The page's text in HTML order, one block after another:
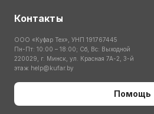
Контакты
ООО «Куфар Тех», УНП 191767445
Пн-Пт: 10:00 – 18:00; Сб, Вс: Выходной
220029, г. Минск, ул. Красная 7А-2, 3-й
этаж help@kufar.by
Помощь